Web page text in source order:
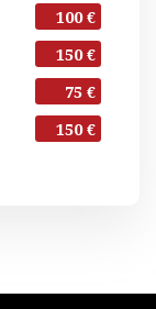
100 €
150 €
75 €
150 €